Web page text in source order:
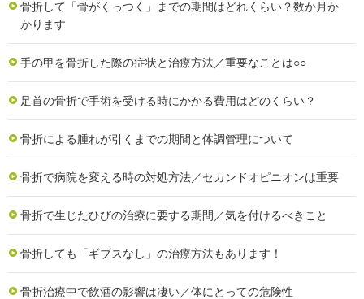
骨折して「骨がくっつく」までの期間はどれくらい？数か月か
かります
手の甲を骨折した際の症状と治療方法／重要なことは○○
足首の骨折で手術を受ける時にかかる費用はどのくらい？
骨折による腫れが引くまでの期間と体調管理について
骨折で病院を変える時の対処方法／セカンドオピニオンは重要
骨折で生じたひびの治療に要する期間／気を付けるべきこと
骨折しても「ギブスなし」の治療方法もあります！
骨折治療中で飲酒の影響は凄い／体にとっての危険性